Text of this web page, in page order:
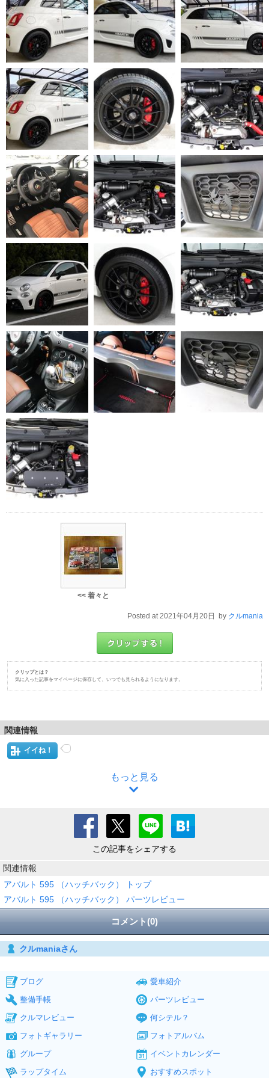
<< 着々と
Posted at 2021年04月20日 by クルmania
クリップとは？
気に入った記事をマイページに保存して、いつでも見られるようになります。
関連情報
イイね！
もっと見る
この記事をシェアする
関連情報
アバルト 595 （ハッチバック） トップ
アバルト 595 （ハッチバック） パーツレビュー
コメント(0)
クルmaniaさん
ブログ
愛車紹介
整備手帳
パーツレビュー
クルマレビュー
何シテル？
フォトギャラリー
フォトアルバム
グループ
イベントカレンダー
ラップタイム
おすすめスポット